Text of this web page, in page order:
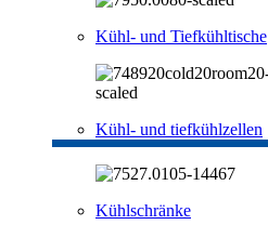
Kühl- und Tiefkühltische
Kühl- und tiefkühlzellen
Kühlschränke